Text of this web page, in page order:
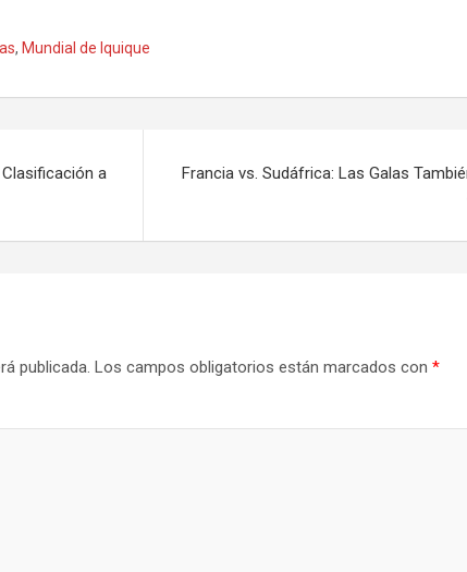
, Mundial de Iquique
a
Francia vs. Sudáfrica: Las Galas
publicada. Los campos obligatorios están marcados con *